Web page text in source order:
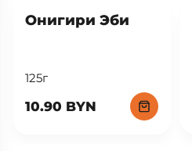
Онигири Эби
125г
10.90 BYN